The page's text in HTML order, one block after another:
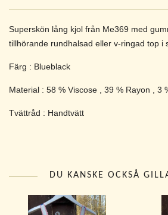
Superskön lång kjol från Me369 med
tillhörande rundhalsad eller v-ringad top i
Färg : Blueblack
Material : 58 % Viscose , 39 % Rayon , 3
Tvättråd : Handtvätt
DU KANSKE OCKSÅ